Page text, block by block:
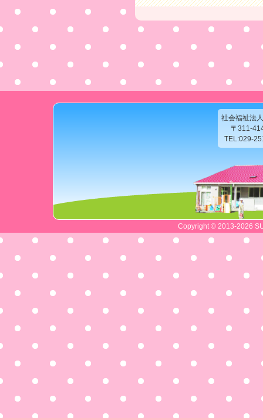
社会福祉法
〒311-
TEL:029-
Copyright © 2013-2026